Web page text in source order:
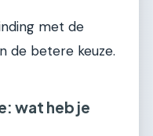
met de
de betere keuze.
wat heb je